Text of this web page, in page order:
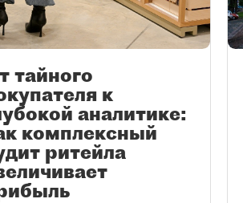
тайного
к
аналитике:
комплексный
ритейла